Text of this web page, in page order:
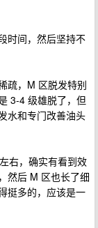
时间，然后坚持不
疏，M 区脱发特别
3-4 级雄脱了，但
水和专门改善油头
右，确实有看到效
然后 M 区也长了细
挺多的，应该是一